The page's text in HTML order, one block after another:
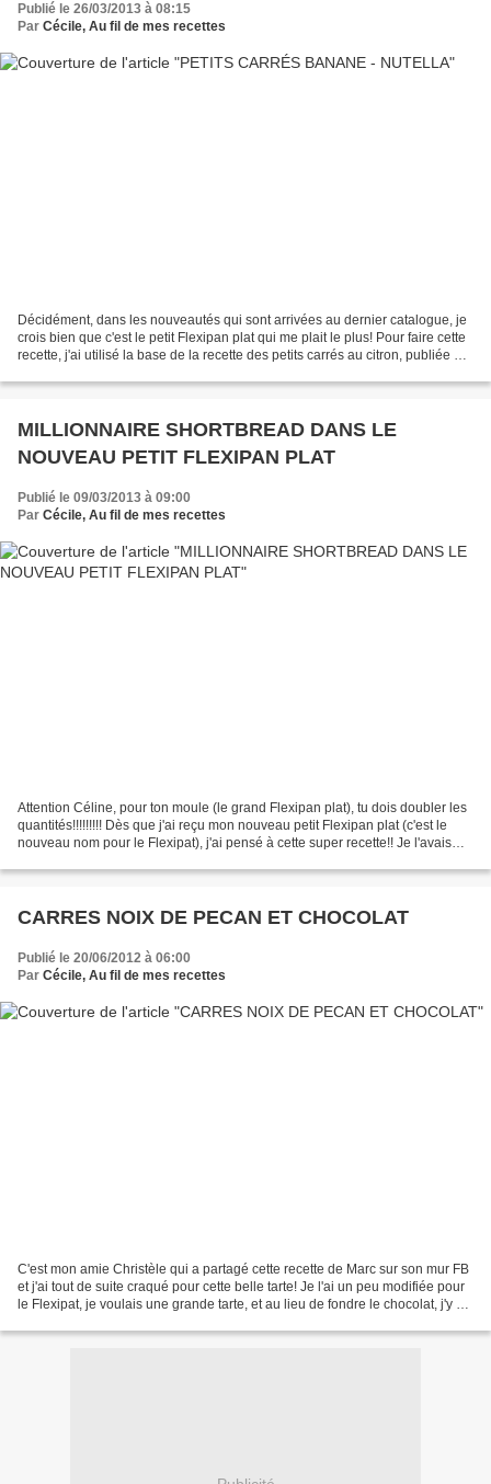
Publié le 26/03/2013 à 08:15
Par Cécile, Au fil de mes recettes
Décidément, dans les nouveautés qui sont arrivées au dernier catalogue, je
crois bien que c'est le petit Flexipan plat qui me plait le plus! Pour faire cette
recette, j'ai utilisé la base de la recette des petits carrés au citron, publiée au
MILLIONNAIRE SHORTBREAD DANS LE
NOUVEAU PETIT FLEXIPAN PLAT
Publié le 09/03/2013 à 09:00
Par Cécile, Au fil de mes recettes
Attention Céline, pour ton moule (le grand Flexipan plat), tu dois doubler les
quantités!!!!!!!!! Dès que j'ai reçu mon nouveau petit Flexipan plat (c'est le
nouveau nom pour le Flexipat), j'ai pensé à cette super recette!! Je l'avais
CARRES NOIX DE PECAN ET CHOCOLAT
Publié le 20/06/2012 à 06:00
Par Cécile, Au fil de mes recettes
C'est mon amie Christèle qui a partagé cette recette de Marc sur son mur FB
et j'ai tout de suite craqué pour cette belle tarte! Je l'ai un peu modifiée pour
le Flexipat, je voulais une grande tarte, et au lieu de fondre le chocolat, j'y ai